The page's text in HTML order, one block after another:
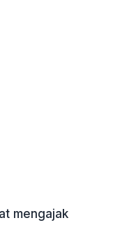
mengajak